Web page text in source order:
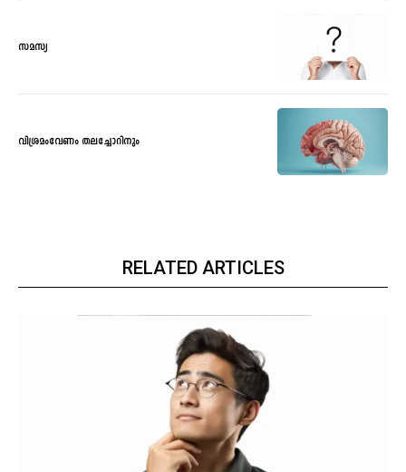
സമസ്യ
വിശ്രമംവേണം തലച്ചോറിനും
RELATED ARTICLES